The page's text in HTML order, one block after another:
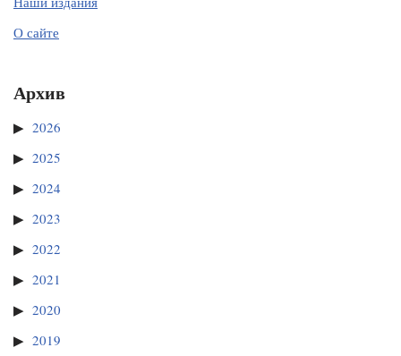
О сайте
Архив
2026
2025
2024
2023
2022
2021
2020
2019